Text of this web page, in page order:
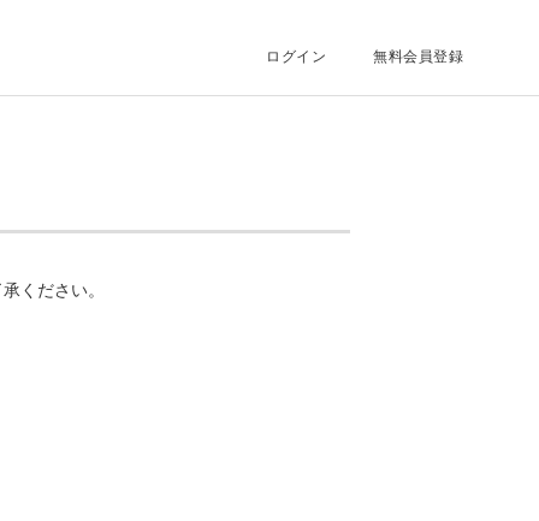
ログイン 無料会員登録
ください。